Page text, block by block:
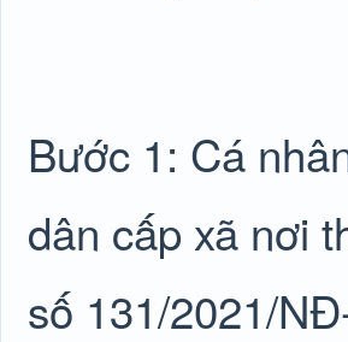
Bước 1: Cá
dân cấp xã nơi
số 131/2021/